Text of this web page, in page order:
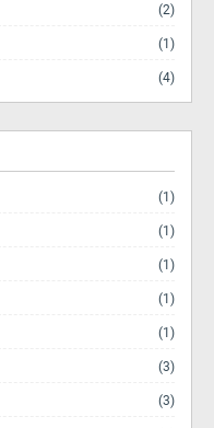
(2)
(1)
(4)
(1)
(1)
(1)
(1)
(1)
(3)
(3)